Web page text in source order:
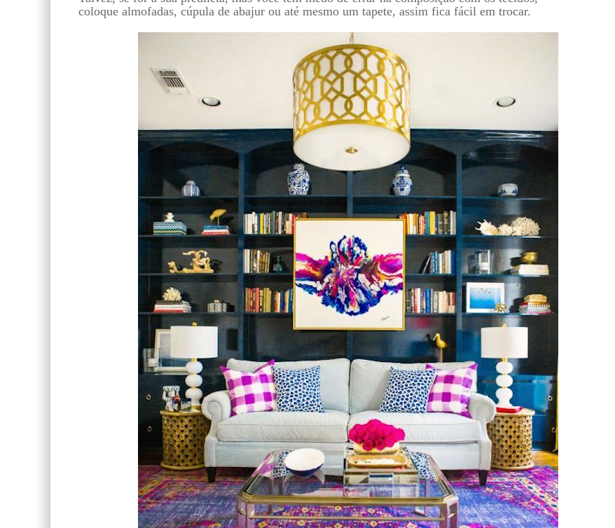
coloque almofadas, cúpula de abajur ou até mesmo um tapete, assim fica fácil em trocar.